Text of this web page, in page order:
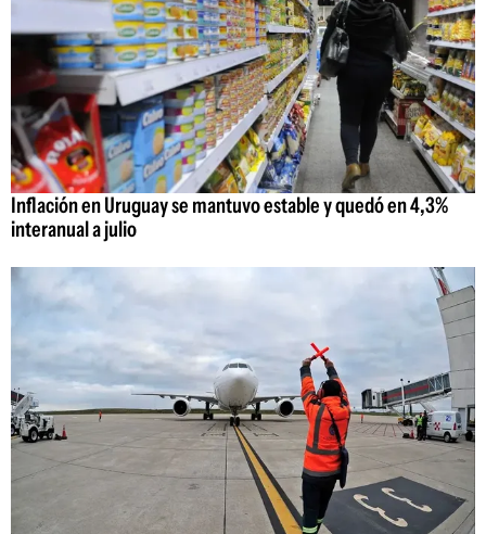
Inflación en Uruguay se mantuvo estable y quedó en 4,3%
interanual a julio